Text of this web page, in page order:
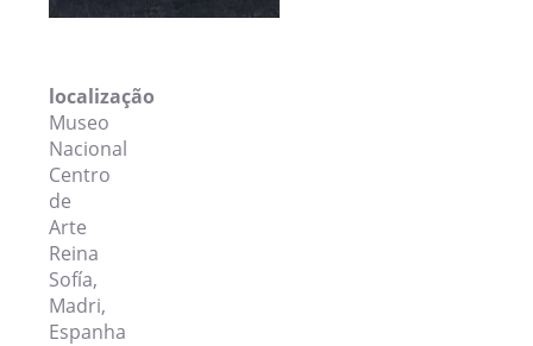
localização
Museo
Nacional
Centro
de
Arte
Reina
Sofía,
Madri,
Espanha